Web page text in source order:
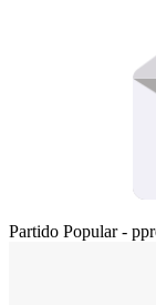
Partido Popular -